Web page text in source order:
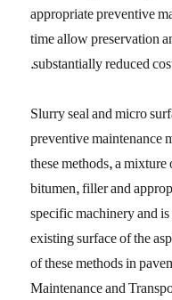
appropriate preventive
time allow preservation
substantially reduced
Slurry seal and micro
preventive maintenance
these methods, a
bitumen, filler and
specific machinery and
existing surface of the
of these methods in
Maintenance and